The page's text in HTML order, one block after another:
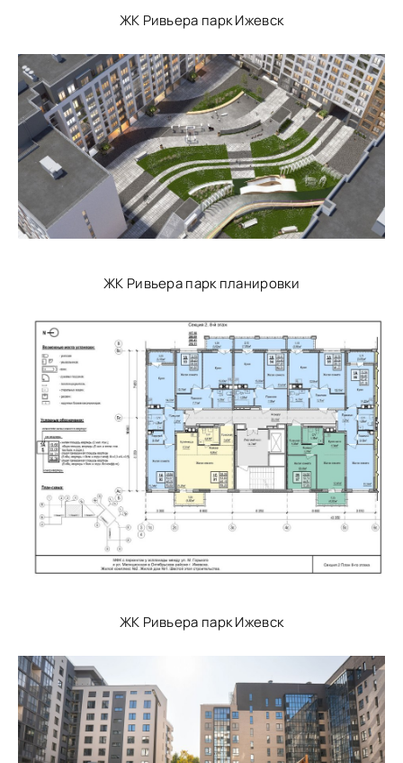
ЖК Ривьера парк Ижевск
ЖК Ривьера парк планировки
ЖК Ривьера парк Ижевск